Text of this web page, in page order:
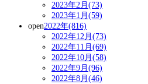
2023年2月(73)
2023年1月(59)
open2022年(816)
2022年12月(73)
2022年11月(69)
2022年10月(58)
2022年9月(96)
2022年8月(46)